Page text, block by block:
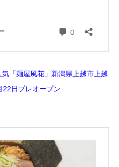
「麺屋風花」新潟県上越市上越
22日プレオープン